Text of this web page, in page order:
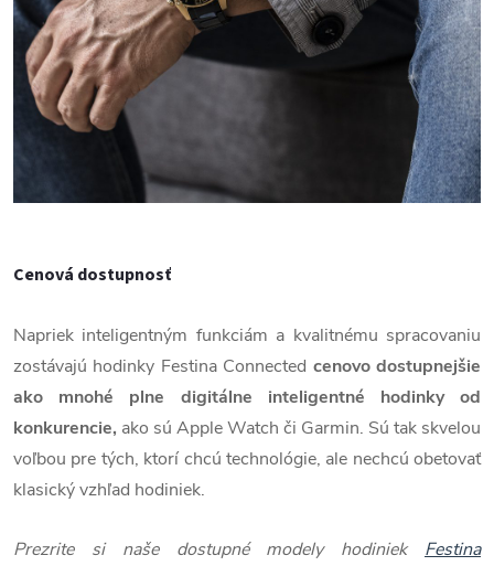
Cenová dostupnosť
Napriek inteligentným funkciám a kvalitnému spracovaniu
zostávajú hodinky Festina Connected cenovo dostupnejšie
ako mnohé plne digitálne inteligentné hodinky od
konkurencie, ako sú Apple Watch či Garmin. Sú tak skvelou
voľbou pre tých, ktorí chcú technológie, ale nechcú obetovať
klasický vzhľad hodiniek.
Prezrite si naše dostupné modely hodiniek Festina